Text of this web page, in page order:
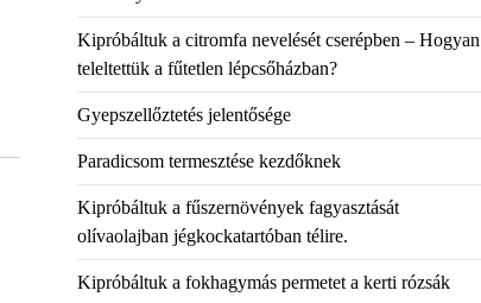
Kipróbáltuk a citromfa nevelését cserépben – Hogyan
teleltettük a fűtetlen lépcsőházban?
Gyepszellőztetés jelentősége
Paradicsom termesztése kezdőknek
Kipróbáltuk a fűszernövények fagyasztását
olívaolajban jégkockatartóban télire.
Kipróbáltuk a fokhagymás permetet a kerti rózsák